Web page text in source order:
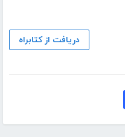
دریافت از کتابراه